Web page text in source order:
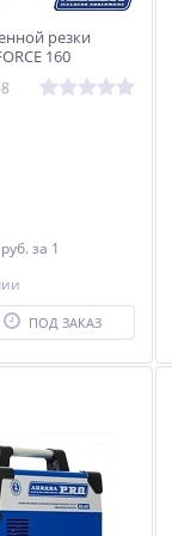
резки
160
руб. за 1
ПОД ЗАКАЗ